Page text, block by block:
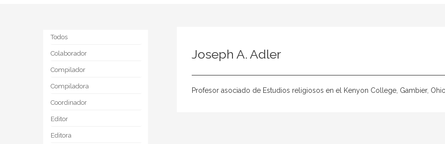
Todos
Colaborador
Compilador
Compiladora
Coordinador
Editor
Editora
Joseph A. Adler
Profesor asociado de Estudios religiosos en el Kenyon College, Gambier,